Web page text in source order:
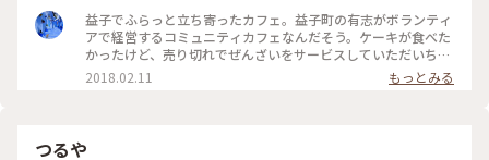
益子でふらっと立ち寄ったカフェ。益子町の有志がボランティ
アで経営するコミュニティカフェなんだそう。ケーキが食べた
かったけど、売り切れでぜんざいをサービスしていただいちゃ
いました。 #古民家カフェ
2018.02.11 もっとみる
つるや